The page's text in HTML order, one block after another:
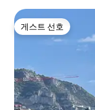
게스트 선호
게스트 선호